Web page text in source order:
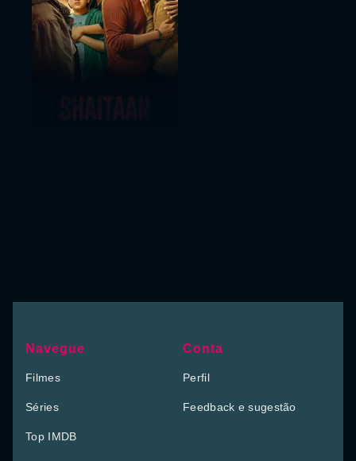
Navegue
Filmes
Séries
Top IMDB
Conta
Perfil
Feedback e sugestão